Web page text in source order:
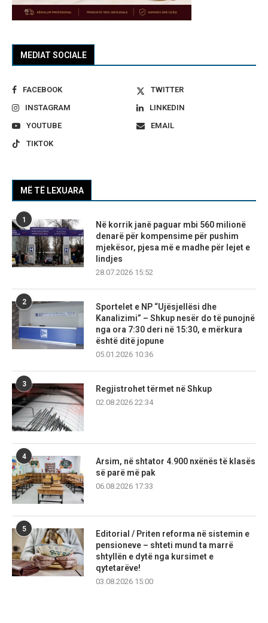
MEDIAT SOCIALE
FACEBOOK
TWITTER
INSTAGRAM
LINKEDIN
YOUTUBE
EMAIL
TIKTOK
MË TË LEXUARA
1
Në korrik janë paguar mbi 560 milionë
denarë për kompensime për pushim
mjekësor, pjesa më e madhe për lejet e
lindjes
28.07.2026 15:52
2
Sportelet e NP “Ujësjellësi dhe
Kanalizimi” – Shkup nesër do të punojnë
nga ora 7:30 deri në 15:30, e mërkura
është ditë jopune
05.01.2026 10:36
3
Regjistrohet tërmet në Shkup
02.08.2026 22:34
4
Arsim, në shtator 4.900 nxënës të klasës
së parë më pak
06.08.2026 17:33
5
Editorial / Priten reforma në sistemin e
pensioneve – shteti mund ta marrë
shtyllën e dytë nga kursimet e
qytetarëve!
03.08.2026 15:00